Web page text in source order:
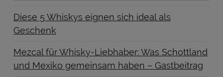
Diese 5 Whiskys eignen sich ideal als
Geschenk
Mezcal für Whisky-Liebhaber: Was Schottland
und Mexiko gemeinsam haben – Gastbeitrag